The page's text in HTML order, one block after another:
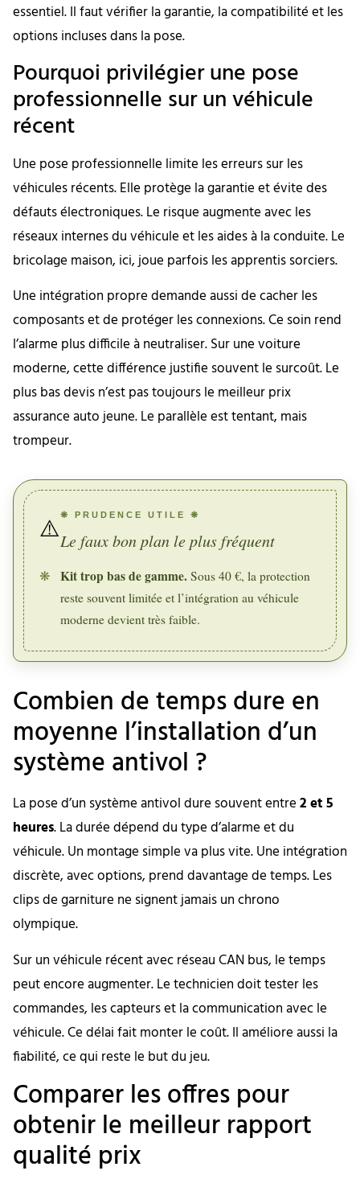
essentiel. Il faut vérifier la garantie, la compatibilité et les
options incluses dans la pose.
Pourquoi privilégier une pose
professionnelle sur un véhicule
récent
Une pose professionnelle limite les erreurs sur les
véhicules récents. Elle protège la garantie et évite des
défauts électroniques. Le risque augmente avec les
réseaux internes du véhicule et les aides à la conduite. Le
bricolage maison, ici, joue parfois les apprentis sorciers.
Une intégration propre demande aussi de cacher les
composants et de protéger les connexions. Ce soin rend
l’alarme plus difficile à neutraliser. Sur une voiture
moderne, cette différence justifie souvent le surcoût. Le
plus bas devis n’est pas toujours le meilleur prix
assurance auto jeune. Le parallèle est tentant, mais
trompeur.
⚠️❋ PRUDENCE UTILE ❋
Le faux bon plan le plus fréquent
❋ Kit trop bas de gamme. Sous 40 €, la protection
reste souvent limitée et l’intégration au véhicule
moderne devient très faible.
Combien de temps dure en
moyenne l’installation d’un
système antivol ?
La pose d’un système antivol dure souvent entre2 et 5
heures. La durée dépend du type d’alarme et du
véhicule. Un montage simple va plus vite. Une intégration
discrète, avec options, prend davantage de temps. Les
clips de garniture ne signent jamais un chrono
olympique.
Sur un véhicule récent avec réseau CAN bus, le temps
peut encore augmenter. Le technicien doit tester les
commandes, les capteurs et la communication avec le
véhicule. Ce délai fait monter le coût. Il améliore aussi la
fiabilité, ce qui reste le but du jeu.
Comparer les offres pour
obtenir le meilleur rapport
qualité prix